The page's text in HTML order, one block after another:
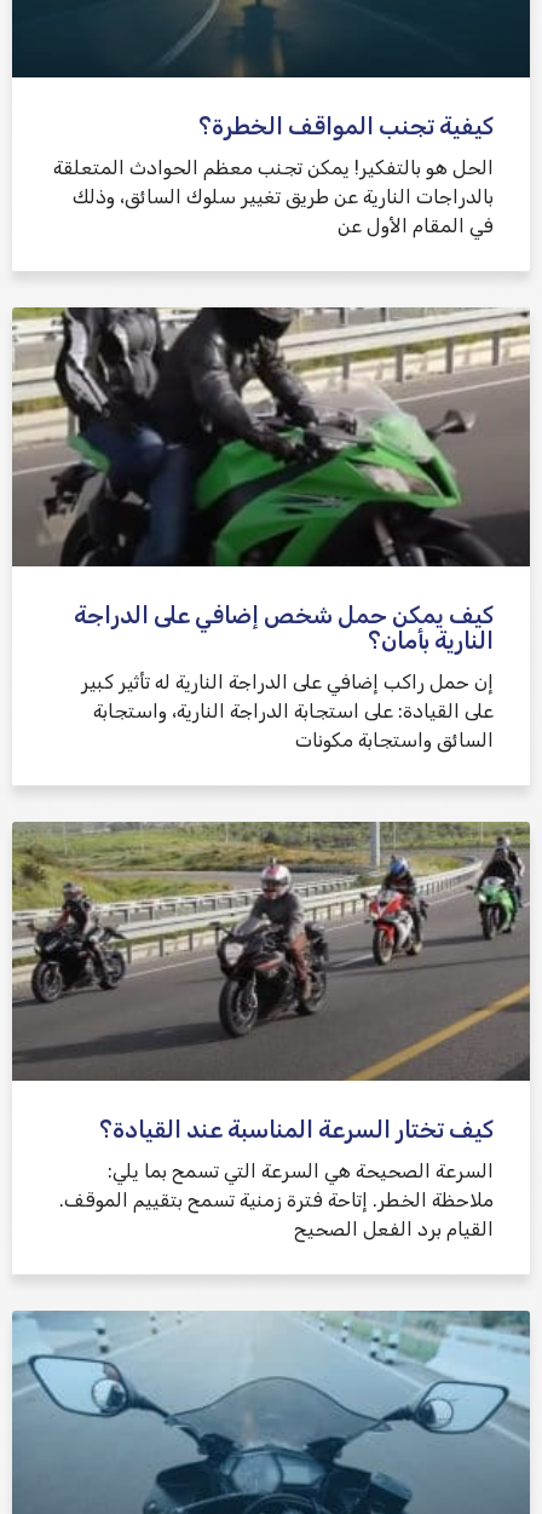
كيفية تجنب المواقف الخطرة؟
الحل هو بالتفكير! يمكن تجنب معظم الحوادث المتعلقة
بالدراجات النارية عن طريق تغيير سلوك السائق، وذلك
في المقام الأول عن
كيف يمكن حمل شخص إضافي على الدراجة
النارية بأمان؟
إن حمل راكب إضافي على الدراجة النارية له تأثير كبير
على القيادة: على استجابة الدراجة النارية، واستجابة
السائق واستجابة مكونات
كيف تختار السرعة المناسبة عند القيادة؟
السرعة الصحيحة هي السرعة التي تسمح بما يلي:
ملاحظة الخطر. إتاحة فترة زمنية تسمح بتقييم الموقف.
القيام برد الفعل الصحيح